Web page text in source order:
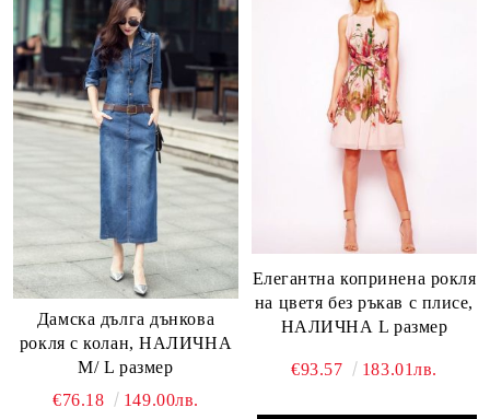
Дамска дълга дънкова
рокля с колан, НАЛИЧНА
М/ L размер
€76.18
149.00лв.
Елегантна копринена рокля
на цветя без ръкав с плисе,
НАЛИЧНА L размер
€93.57 183.01лв.